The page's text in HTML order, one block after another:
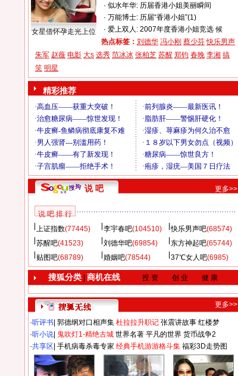
女星借怀孕走光上位
· 似水年华: 历届香港小姐美丽瞬间
· 万能博士: 历届“香港小姐”(1)
· 爱上双人: 2007年度香港小姐竞选 候
热点标签： 刘德华 冯小刚 蔡少芬 快乐男声
朱军 赵薇 电影 大s 选秀 范冰冰 张柏芝 苏醒 郑钧 春晚 李湘 搞
笑 明星
精彩推荐
说 吧 更多>>
说 吧 排 行
上证指数(77445) 李宇春吧(104510) 快乐男声吧(68574)
苏醒吧(41523) 刘德华吧(69854) 东方神起吧(65744)
贴图吧(68789) 婚姻吧(78544) 37℃女人吧(6985)
搜狐分类| 商机在线 投 资 创 业 健 康
更多>>
·听评书 郭德纲对口相声集 杜拉拉升职记 张震讲故事 红楼梦
·听小说 鬼吹灯1-精绝古城 世界名著 平凡的世界 货币战争2
·共享区 手机病毒杀毒专家 经典手机游游格斗集 福彩3D走势图